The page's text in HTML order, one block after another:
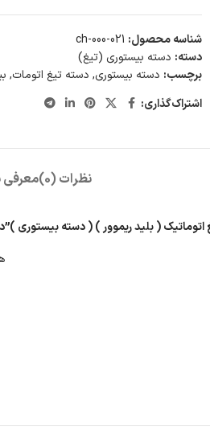
شناسه محصول: ch-000-021
دسته: دسته بیستوری (تیغ)
برچسب: دسته بیستوری, دسته تیغ اتومات,
اشتراک‌گذاری:
نظرات (0) معرفی
اتوماتیک ( بلید ریموور ) ( دسته بیستوری )”